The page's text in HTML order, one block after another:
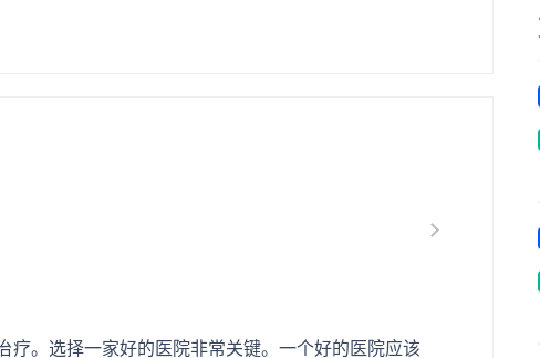
。选择一家好的医院非常关键。一个好的医院应该